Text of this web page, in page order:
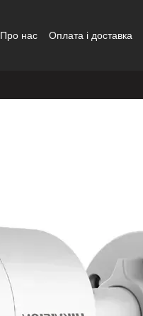
Про нас Оплата і доставка